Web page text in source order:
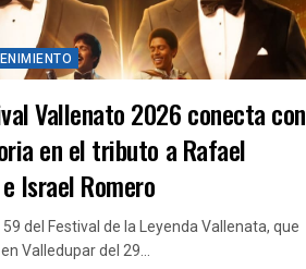
Vallenato 2026 conecta con
en el tributo a Rafael
Israel Romero
59 del Festival de la Leyenda Vallenata, que
Valledupar del 29...